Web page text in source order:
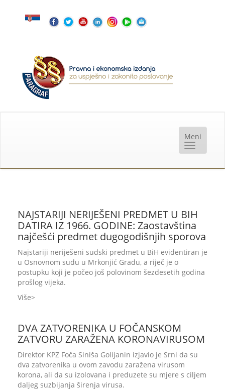
NAJSTARIJI NERIJEŠENI PREDMET U BIH
DATIRA IZ 1966. GODINE: Zaostavština
najčešći predmet dugogodišnjih sporova
Najstariji neriješeni sudski predmet u BiH evidentiran je
u Osnovnom sudu u Mrkonjić Gradu, a riječ je o
postupku koji je počeo još polovinom šezdesetih godina
prošlog vijeka.
Više
DVA ZATVORENIKA U FOČANSKOM
ZATVORU ZARAŽENA KORONAVIRUSOM
Direktor KPZ Foča Siniša Golijanin izjavio je Srni da su
dva zatvorenika u ovom zavodu zaražena virusom
korona, ali da su izolovana i preduzete su mjere s ciljem
daljeg suzbijanja širenja virusa.